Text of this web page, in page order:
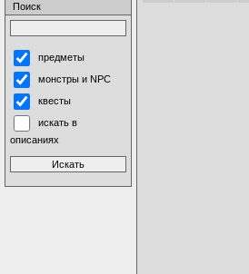
Поиск
предметы
монстры и NPC
квесты
искать в
описаниях